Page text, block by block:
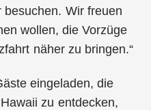
Wir freuen
wollen, die Vorzüge
näher zu bringen.“
eingeladen, die
zu entdecken,